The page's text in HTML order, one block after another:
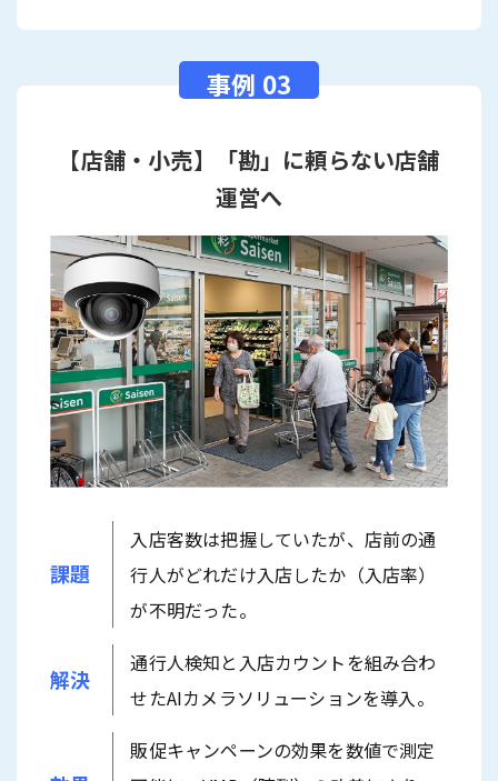
【店舗・小売】「勘」に頼らない店舗
運営へ
課題
入店客数は把握していたが、店前の通
行人がどれだけ入店したか（入店率）
が不明だった。
解決
通行人検知と入店カウントを組み合わ
せたAIカメラソリューションを導入。
販促キャンペーンの効果を数値で測定